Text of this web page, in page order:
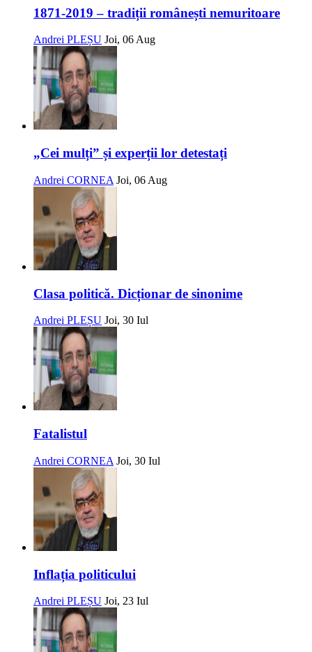
1871-2019 – tradiții românești nemuritoare
Andrei PLEȘU Joi, 06 Aug
„Cei mulți” și experții lor detestați
Andrei CORNEA Joi, 06 Aug
Clasa politică. Dicționar de sinonime
Andrei PLEȘU Joi, 30 Iul
Fatalistul
Andrei CORNEA Joi, 30 Iul
Inflația politicului
Andrei PLEȘU Joi, 23 Iul